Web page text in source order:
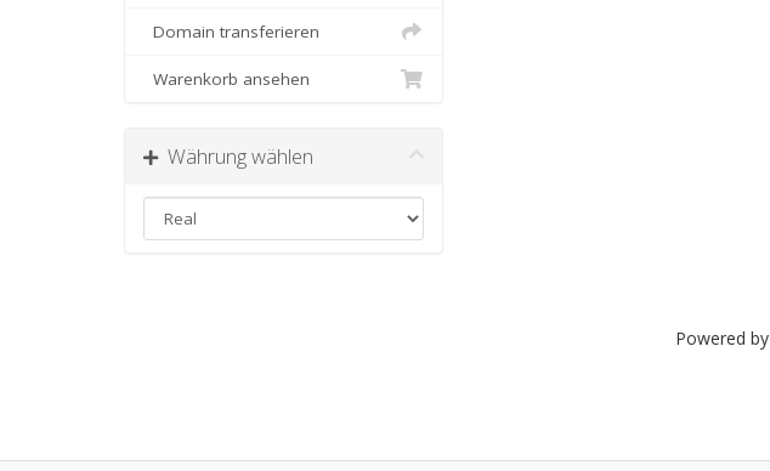
Domain transferieren
Warenkorb ansehen
Währung wählen
Powered by